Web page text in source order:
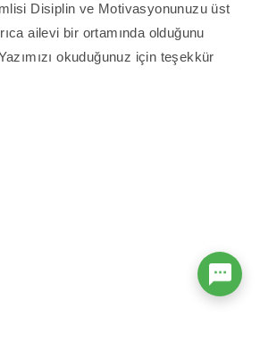
Disiplin ve Motivasyonunuzu üst
ailevi bir ortamında olduğunu
okuduğunuz için teşekkür